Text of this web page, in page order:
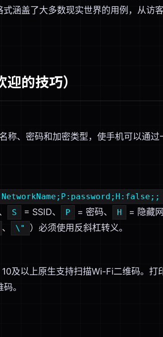
涵盖了大多数现实世界的用例，从访
的技巧）
称、密码和加密类型，使手机可以通
S = SSID、 P = 密码、 H
= 隐藏
、 \" ）必须使用反斜杠转义。
10及以上原生支持扫描Wi-Fi二维码。
。